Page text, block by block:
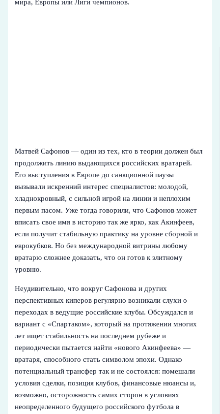
мира, Европы или Лиги чемпионов.
Матвей Сафонов — один из тех, кто в теории должен был
продолжить линию выдающихся российских вратарей.
Его выступления в Европе до санкционной паузы
вызывали искренний интерес специалистов: молодой,
хладнокровный, с сильной игрой на линии и неплохим
первым пасом. Уже тогда говорили, что Сафонов может
вписать свое имя в историю так же ярко, как Акинфеев,
если получит стабильную практику на уровне сборной и
еврокубков. Но без международной витрины любому
вратарю сложнее доказать, что он готов к элитному
уровню.
Неудивительно, что вокруг Сафонова и других
перспективных киперов регулярно возникали слухи о
переходах в ведущие российские клубы. Обсуждался и
вариант с «Спартаком», который на протяжении многих
лет ищет стабильность на последнем рубеже и
периодически пытается найти «нового Акинфеева» —
вратаря, способного стать символом эпохи. Однако
потенциальный трансфер так и не состоялся: помешали
условия сделки, позиция клубов, финансовые нюансы и,
возможно, осторожность самих сторон в условиях
неопределенного будущего российского футбола в